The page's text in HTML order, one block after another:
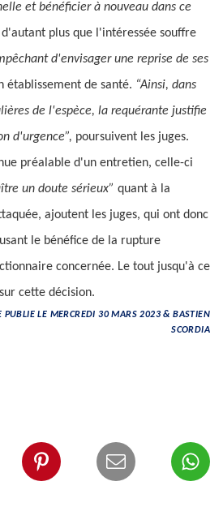
et bénéficier à nouveau dans ce
d'autant plus que l'intéressée souffre
d'envisager une reprise de ses
établissement de santé. “Ainsi, dans
de l'espèce, la requérante justifie
d'urgence”, poursuivent les juges.
préalable d'un entretien, celle-ci
un doute sérieux” quant à la
ajoutent les juges, qui ont donc
le bénéfice de la rupture
concernée. Le tout jusqu'à ce
cette décision.
PUBLIE LE MERCREDI 30 MARS 2023 & BASTIEN
SCORDIA